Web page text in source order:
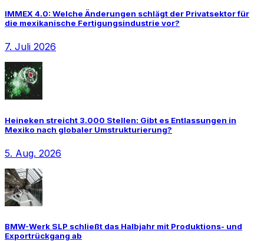
IMMEX 4.0: Welche Änderungen schlägt der Privatsektor für
die mexikanische Fertigungsindustrie vor?
7. Juli 2026
Heineken streicht 3.000 Stellen: Gibt es Entlassungen in
Mexiko nach globaler Umstrukturierung?
5. Aug. 2026
BMW-Werk SLP schließt das Halbjahr mit Produktions- und
Exportrückgang ab